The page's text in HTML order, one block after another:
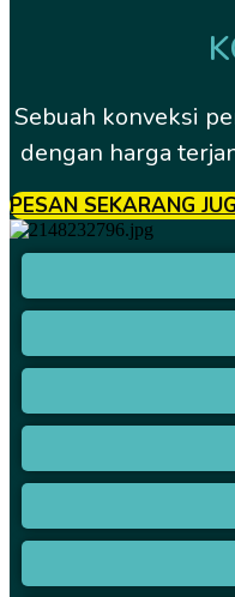
Sebuah konveksi
dengan harga
PESAN SEKARANG